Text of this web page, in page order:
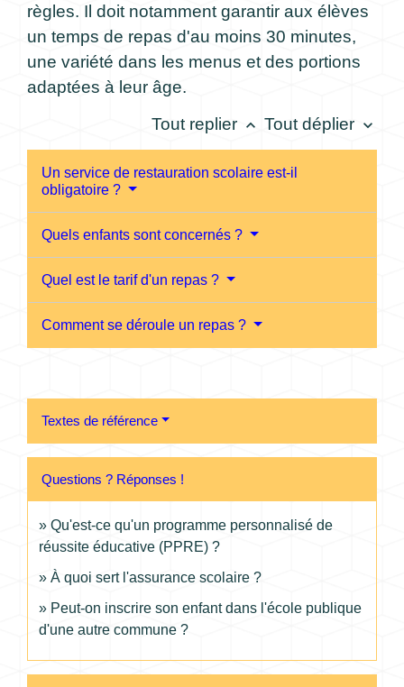
règles. Il doit notamment garantir aux élèves
un temps de repas d'au moins 30 minutes,
une variété dans les menus et des portions
adaptées à leur âge.
Tout replier keyboard_arrow_up Tout déplier keyboard_arrow_down
Un service de restauration scolaire est-il
obligatoire ?
Quels enfants sont concernés ?
Quel est le tarif d'un repas ?
Comment se déroule un repas ?
Textes de référence
Questions ? Réponses !
Qu'est-ce qu'un programme personnalisé de
réussite éducative (PPRE) ?
À quoi sert l'assurance scolaire ?
Peut-on inscrire son enfant dans l'école publique
d'une autre commune ?